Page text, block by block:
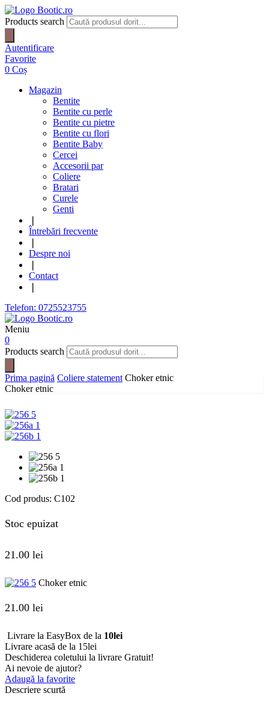
Products search
Autentificare
Favorite
0 Coș
Magazin
Bentite
Bentite cu perle
Bentite cu pietre
Bentite cu flori
Bentite Baby
Cercei
Accesorii par
Coliere
Bratari
Curele
Genti
Întrebări frecvente
Despre noi
Contact
Telefon: 0725523755
Meniu
0
Products search
Prima pagină Coliere statement Choker etnic
Choker etnic
Cod produs: C102
Stoc epuizat
21.00 lei
Choker etnic
21.00 lei
Livrare la EasyBox de la 10lei
Livrare acasă de la 15lei
Deschiderea coletului la livrare Gratuit!
Ai nevoie de ajutor?
Adaugă la favorite
Descriere scurtă